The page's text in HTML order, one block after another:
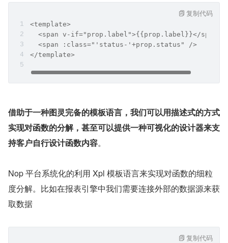
<template>
  <span v-if="prop.label">{{prop.label}}</span>
  <span :class="'status-'+prop.status" />
</template>
复制代码
借助于一种图灵完备的模板语言，我们可以用描述式的方式
实现对函数的分解，甚至可以提供一种可视化的设计器来支
持客户自行设计函数内容。
Nop 平台系统化的利用 Xpl 模板语言来实现对函数的细粒
度分解。比如在报表引擎中我们需要连接外部的数据源来获
取数据
复制代码